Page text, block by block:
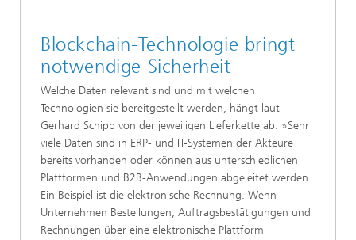
Blockchain-Technologie bringt
notwendige Sicherheit
Welche Daten relevant sind und mit welchen
Technologien sie bereitgestellt werden, hängt laut
Gerhard Schipp von der jeweiligen Lieferkette ab. »Sehr
viele Daten sind in ERP- und IT-Systemen der Akteure
bereits vorhanden oder können aus unterschiedlichen
Plattformen und B2B-Anwendungen abgeleitet werden.
Ein Beispiel ist die elektronische Rechnung. Wenn
Unternehmen Bestellungen, Auftragsbestätigungen und
Rechnungen über eine elektronische Plattform